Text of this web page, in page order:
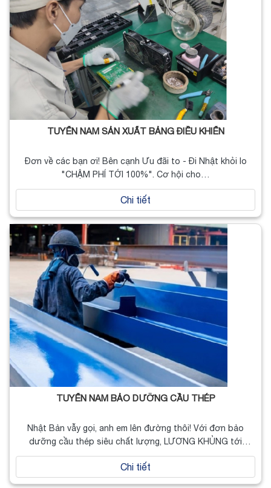
TUYỂN NAM SẢN XUẤT BẢNG ĐIỀU KHIỂN
Đơn về các bạn ơi! Bên cạnh Ưu đãi to - Đi Nhật khỏi lo
"CHẬM PHÍ TỚI 100%". Cơ hội cho…
Chi tiết
TUYỂN NAM BẢO DƯỠNG CẦU THÉP
Nhật Bản vẫy gọi, anh em lên đường thôi! Với đơn bảo
dưỡng cầu thép siêu chất lượng, LƯƠNG KHỦNG tới
23,4…
Chi tiết